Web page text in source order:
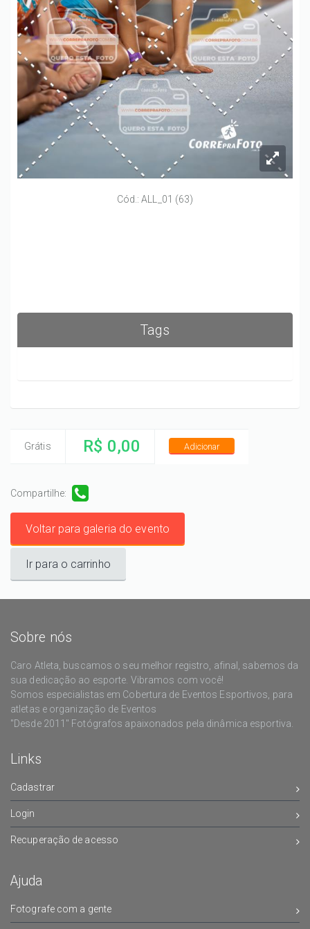
Cód.: ALL_01 (63)
Tags
Grátis R$ 0,00 Adicionar
Compartilhe:
Voltar para galeria do evento
Ir para o carrinho
Sobre nós
Caro Atleta, buscamos o seu melhor registro, afinal, sabemos da
sua dedicação ao esporte. Vibramos com você!
Somos especialistas em Cobertura de Eventos Esportivos, para
atletas e organização de Eventos
"Desde 2011" Fotógrafos apaixonados pela dinâmica esportiva.
Links
Cadastrar
Login
Recuperação de acesso
Ajuda
Fotografe com a gente